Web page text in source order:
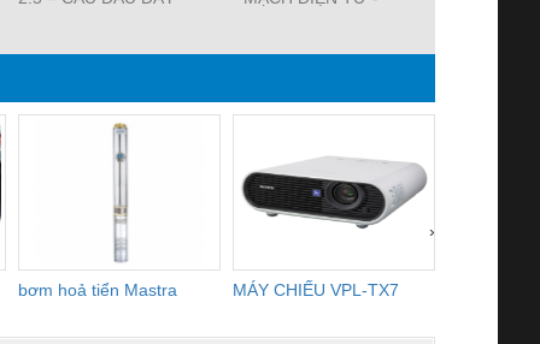
WEIDMULLER-
MICO PRO
CIRCUIT
CHANNELS
bơm hoả tiển Mastra MÁY CHIẾU VPL-TX7
›